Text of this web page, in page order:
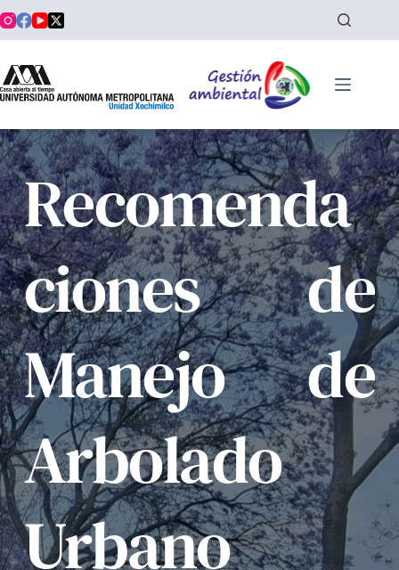
al
contenido
Recomenda
ciones de
Manejo de
Arbolado
Urbano